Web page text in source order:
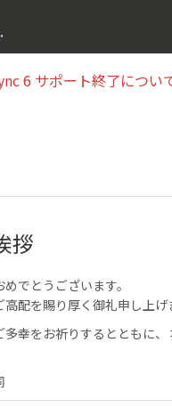
6 サポート終了につい
6 サポート終了につい
拶
でとうございます。
配を賜り厚く御礼申し上げ
幸をお祈りするとともに